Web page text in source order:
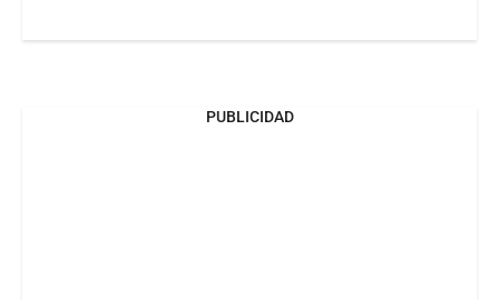
PUBLICIDAD